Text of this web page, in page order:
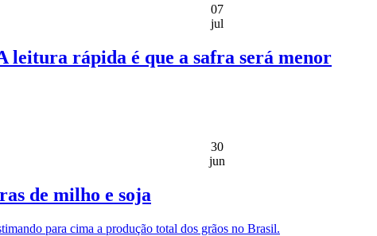
07
jul
rápida é que a safra será menor
30
jun
de milho e soja
para cima a produção total dos grãos no Brasil.